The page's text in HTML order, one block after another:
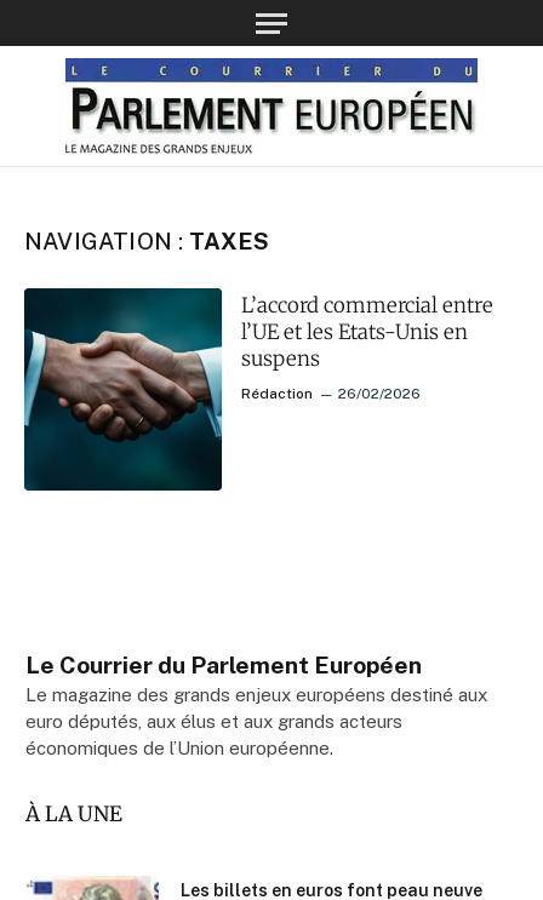
NAVIGATION : TAXES
L’accord commercial entre
l’UE et les Etats-Unis en
suspens
Rédaction 26/02/2026
Le Courrier du Parlement Européen
Le magazine des grands enjeux européens destiné aux
euro députés, aux élus et aux grands acteurs
économiques de l’Union européenne.
À LA UNE
Les billets en euros font peau neuve